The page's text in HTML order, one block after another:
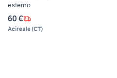
esterno
60 €
Acireale(CT)